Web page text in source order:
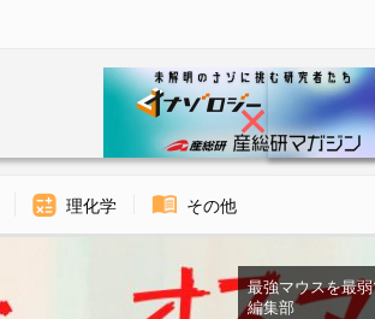
理化学 その他
最強マウスを最
編集部